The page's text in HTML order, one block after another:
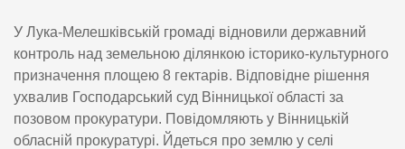
У Лука-Мелешківській громаді відновили державний
контроль над земельною ділянкою історико-культурного
призначення площею 8 гектарів. Відповідне рішення
ухвалив Господарський суд Вінницької області за
позовом прокуратури. Повідомляють у Вінницькій
обласній прокуратурі. Йдеться про землю у селі